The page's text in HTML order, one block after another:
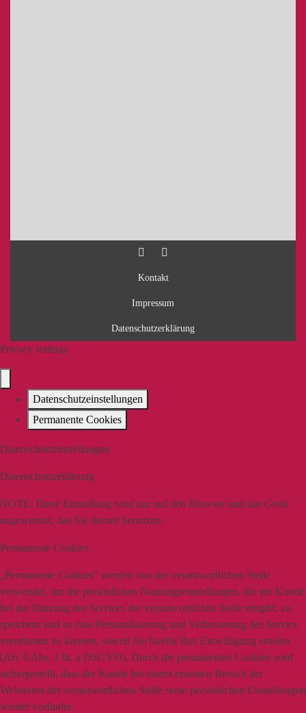
Kontakt
Impressum
Datenschutzerklärung
Privacy settings
Datenschutzeinstellungen
Permanente Cookies
Datenschutzeinstellungen
Datenschutzerklärung
NOTE: Diese Einstellung wird nur auf den Browser und das Gerät
angewendet, das Sie derzeit benutzen.
Permanente Cookies
„Permanente Cookies“ werden von der verantwortlichen Stelle
verwendet, um die persönlichen Nutzungseinstellungen, die ein Kunde
bei der Nutzung der Services der verantwortlichen Stelle eingibt, zu
speichern und so eine Personalisierung und Verbesserung des Service
vornehmen zu können, soweit Sie hierfür Ihre Einwilligung erteilen
(Art. 6 Abs. 1 lit. a DSGVO). Durch die permanenten Cookies wird
sichergestellt, dass der Kunde bei einem erneuten Besuch der
Webseiten der verantwortlichen Stelle seine persönlichen Einstellungen
wieder vorfindet.